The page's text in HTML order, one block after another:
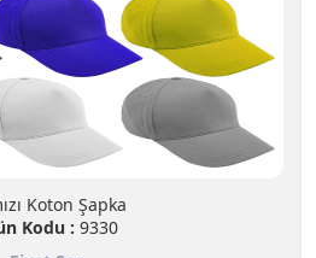
Koton Şapka
Kodu : 9330